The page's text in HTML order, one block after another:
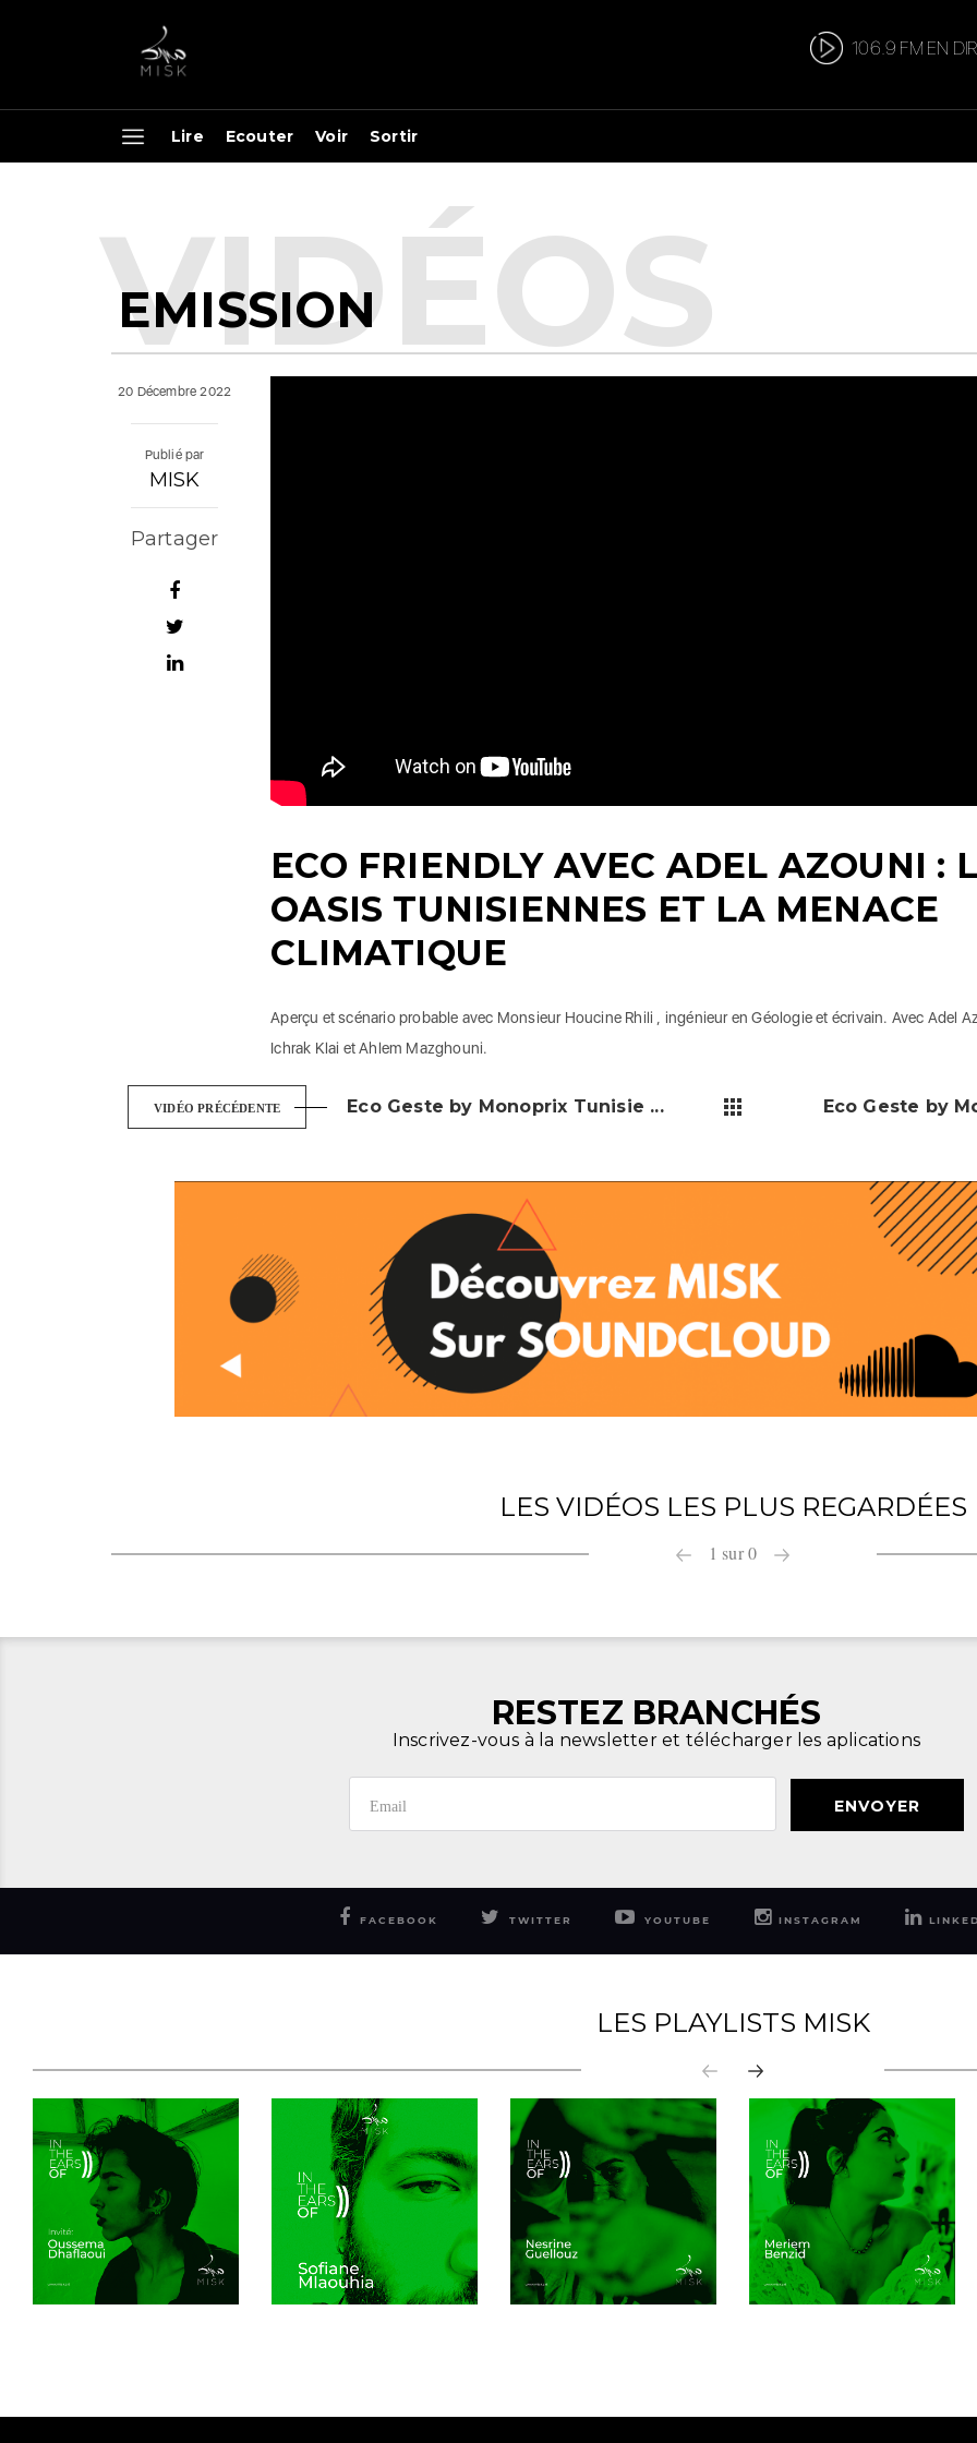
106.9 FM EN
Lire Ecouter Voir Sortir
EMISSION
20 Décembre 2022
Publié par
MISK
Partager
ECO FRIENDLY AVEC ADEL AZOUNI :
OASIS TUNISIENNES ET LA MENACE
CLIMATIQUE
Aperçu et scénario probable avec Monsieur Houcine Rhili , ingénieur en Géologie et écrivain. Avec Adel
Ichrak Klai et Ahlem Mazghouni.
VIDÉO PRÉCÉDENTE Eco Geste by Monoprix Tunisie ... Eco Geste by
LES VIDÉOS LES PLUS REGARDÉES
1 sur0
RESTEZ BRANCHÉS
Inscrivez-vous à la newsletter et télécharger les aplications
ENVOYER
FACEBOOK TWITTER YOUTUBE INSTAGRAM
LES PLAYLISTS MISK